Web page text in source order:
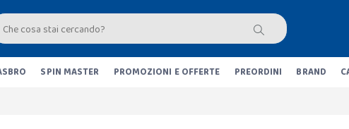
SPIN MASTER PROMOZIONI E OFFERTE PREORDINI BRAND